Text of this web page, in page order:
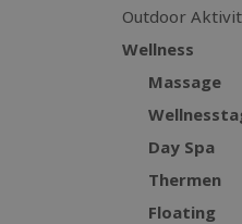
Outdoor
Wellness
Massage
Day Spa
Thermen
Floating